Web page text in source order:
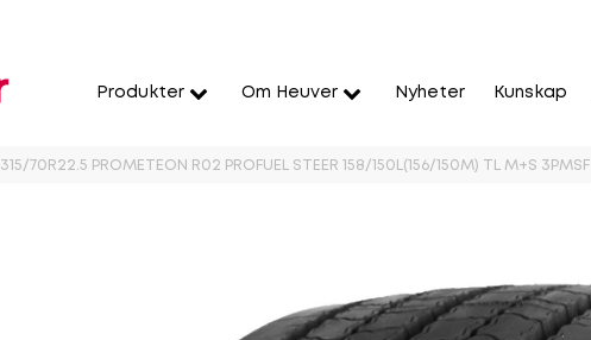
Produkter Om Heuver Nyheter Kunskap
315/70R22.5 PROMETEON R02 PROFUEL STEER 158/150L(156/150M) TL M+S 3PMSF